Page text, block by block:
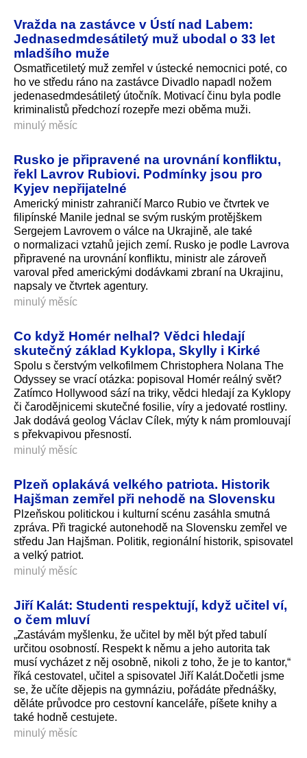
Vražda na zastávce v Ústí nad Labem:
Jednasedmdesátiletý muž ubodal o 33 let
mladšího muže
Osmatřicetiletý muž zemřel v ústecké nemocnici poté, co
ho ve středu ráno na zastávce Divadlo napadl nožem
jedenasedmdesá­tiletý útočník. Motivací činu byla podle
kriminalistů předchozí rozepře mezi oběma muži.
minulý měsíc
Rusko je připravené na urovnání konfliktu,
řekl Lavrov Rubiovi. Podmínky jsou pro
Kyjev nepřijatelné
Americký ministr zahraničí Marco Rubio ve čtvrtek ve
filipínské Manile jednal se svým ruským protějškem
Sergejem Lavrovem o válce na Ukrajině, ale také
o normalizaci vztahů jejich zemí. Rusko je podle Lavrova
připravené na urovnání konfliktu, ministr ale zároveň
varoval před americkými dodávkami zbraní na Ukrajinu,
napsaly ve čtvrtek agentury.
minulý měsíc
Co když Homér nelhal? Vědci hledají
skutečný základ Kyklopa, Skylly i Kirké
Spolu s čerstvým velkofilmem Christophera Nolana The
Odyssey se vrací otázka: popisoval Homér reálný svět?
Zatímco Hollywood sází na triky, vědci hledají za Kyklopy
či čarodějnicemi skutečné fosilie, víry a jedovaté rostliny.
Jak dodává geolog Václav Cílek, mýty k nám promlouvají
s překvapivou přesností.
minulý měsíc
Plzeň oplakává velkého patriota. Historik
Hajšman zemřel při nehodě na Slovensku
Plzeňskou politickou i kulturní scénu zasáhla smutná
zpráva. Při tragické autonehodě na Slovensku zemřel ve
středu Jan Hajšman. Politik, regionální historik, spisovatel
a velký patriot.
minulý měsíc
Jiří Kalát: Studenti respektují, když učitel ví,
o čem mluví
„Zastávám myšlenku, že učitel by měl být před tabulí
určitou osobností. Respekt k němu a jeho autorita tak
musí vycházet z něj osobně, nikoli z toho, že je to kantor,“
říká cestovatel, učitel a spisovatel Jiří Kalát.Dočetli jsme
se, že učíte dějepis na gymnáziu, pořádáte přednášky,
děláte průvodce pro cestovní kanceláře, píšete knihy a
také hodně cestujete.
minulý měsíc